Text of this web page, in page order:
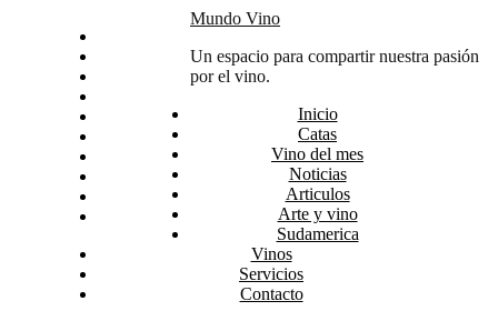
Arte y vino
Sudamerica
Mundo Vino
Un espacio para compartir nuestra pasión
por el vino.
Inicio
Catas
Vino del mes
Noticias
Articulos
Arte y vino
Sudamerica
Vinos
Servicios
Contacto